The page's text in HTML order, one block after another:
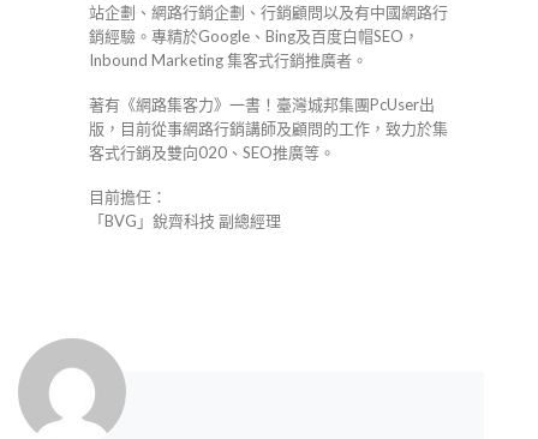
站企劃、網路行銷企劃、行銷顧問以及有中國網路行
銷經驗。專精於Google、Bing及百度白帽SEO，
Inbound Marketing 集客式行銷推廣者。
著有《網路集客力》一書！臺灣城邦集團PcUser出
版，目前從事網路行銷講師及顧問的工作，致力於集
客式行銷及雙向020、SEO推廣等。
目前擔任：
「BVG」銳齊科技 副總經理